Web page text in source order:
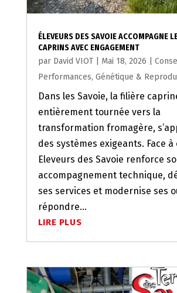
ÉLEVEURS DES SAVOIE ACCOMPAGNE
CAPRINS AVEC ENGAGEMENT
par David VIOT| Mai 18, 2026
Performances, Génétique &
Dans les Savoie, la filière
entièrement tournée vers la
transformation fromagère,
des systèmes exigeants. Face à
Eleveurs des Savoie renforce
accompagnement technique,
ses services et modernise ses
répondre...
LIRE PLUS